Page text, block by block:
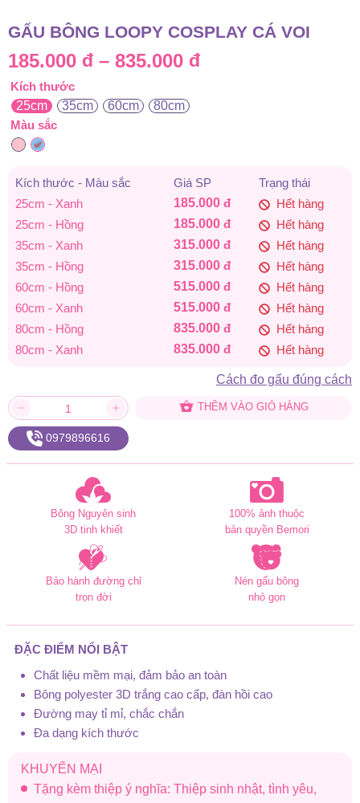
GẤU BÔNG LOOPY COSPLAY CÁ VOI
185.000 đ – 835.000 đKhoảng
đến
835.000 đ
Kích thước
25cm
35cm 60cm
80cm
Màu sắc
Kích thước - Màu sắc Giá SP
Trạng thái
25cm - Xanh
185.000 đ
Hết hàng
25cm - Hồng
185.000 đ
Hết hàng
35cm - Xanh
315.000 đ
Hết hàng
35cm - Hồng
315.000 đ
Hết hàng
60cm - Hồng
515.000 đ
Hết hàng
60cm - Xanh
515.000 đ
Hết hàng
80cm - Hồng
835.000 đ
Hết hàng
80cm - Xanh
835.000 đ Hết hàng
Cách đo gấu đúng cách
THÊM VÀO GIỎ HÀNG
0979896616
Bông Nguyên sinh
3D tinh khiết
100% ảnh thuộc
bản quyền Bemori
Bảo hành đường chỉ
trọn đời
Nén gấu bông
nhỏ gọn
ĐẶC ĐIỂM NỔI BẬT
Chất liệu mềm mại, đảm bảo an toàn
Bông polyester 3D trắng cao cấp, đàn hồi cao
Đường may tỉ mỉ, chắc chắn
Đa dạng kích thước
KHUYẾN MẠI
Tặng kèm thiệp ý nghĩa: Thiệp sinh nhật, tình yêu,